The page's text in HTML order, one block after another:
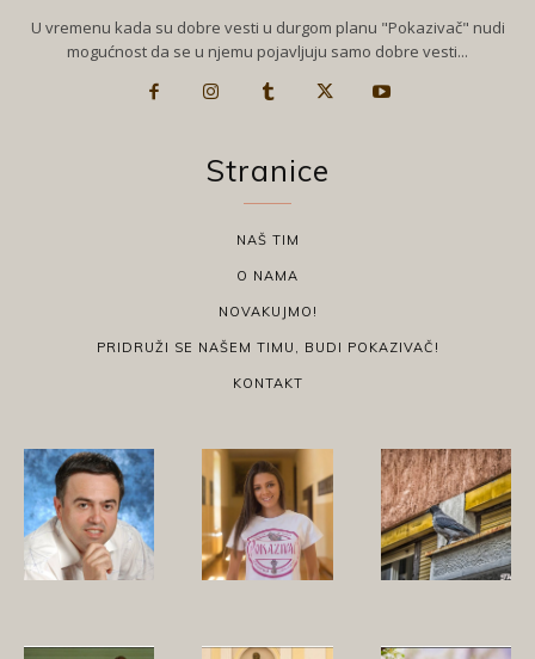
U vremenu kada su dobre vesti u durgom planu "Pokazivač" nudi
mogućnost da se u njemu pojavljuju samo dobre vesti...
Stranice
NAŠ TIM
O NAMA
NOVAKUJMO!
PRIDRUŽI SE NAŠEM TIMU, BUDI POKAZIVAČ!
KONTAKT